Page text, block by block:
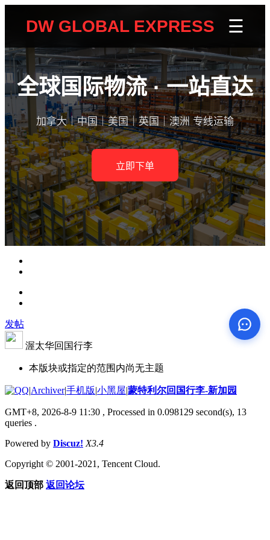
发帖
渥太华回国行李
本版块或指定的范围内尚无主题
|Archiver|手机版|小黑屋|蒙特利尔回国行李-新加园
GMT+8, 2026-8-9 11:30 , Processed in 0.098129 second(s), 13
queries .
Powered by Discuz! X3.4
Copyright © 2001-2021, Tencent Cloud.
返回顶部 返回论坛